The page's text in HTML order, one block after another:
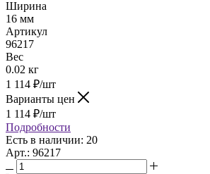
Ширина
16 мм
Артикул
96217
Вес
0.02 кг
1 114 ₽/шт
Варианты цен
1 114 ₽/шт
Подробности
Есть в наличии: 20
Арт.: 96217